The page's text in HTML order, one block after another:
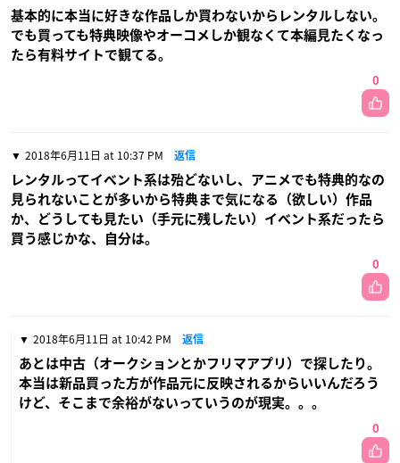
基本的に本当に好きな作品しか買わないからレンタルしない。
でも買っても特典映像やオーコメしか観なくて本編見たくなっ
たら有料サイトで観てる。
0
2018年6月11日 at 10:37 PM 返信
レンタルってイベント系は殆どないし、アニメでも特典的なの
見られないことが多いから特典まで気になる（欲しい）作品
か、どうしても見たい（手元に残したい）イベント系だったら
買う感じかな、自分は。
0
2018年6月11日 at 10:42 PM 返信
あとは中古（オークションとかフリマアプリ）で探したり。
本当は新品買った方が作品元に反映されるからいいんだろう
けど、そこまで余裕がないっていうのが現実。。。
0